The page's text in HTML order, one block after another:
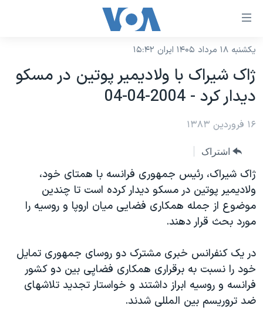
لینکهای
دسترسی
جهش
محتوای
اصلی
جهش
صفحه
اصلی
جهش
به
جستجو
نسخه سبک وب‌سایت
موضوع ها
ایران
آمریکا
جهان
ورزشی
گزیده‌ها
ویدیوها
فرهنگ و زندگی
برنامه های تلویزیونی
جدول برنامه ها
صفحه‌های ویژه
جام جهانی ۲۰۲۶
عملیات خشم حماسی
بایگانی برنامه‌های تلویزیونی
مستندها
انتخابات ریاست جمهوری آمریکا ۲۰۲۴
فرکانس‌های صدای آمریکا
پخش رادیویی
دنبال کنید
یکشنبه ۱۸ مرداد ۱۴۰۵ ایران ۱۵:۴۲
ژاک شيراک با ولاديمير پوتين در مسکو
ديدار کرد - 2004-04-04
۱۶ فروردین ۱۳۸۳
اشتراک
ژاک شيراک، رئيس جمهوری فرانسه با همتای خود،
ولاديمير پوتين در مسکو ديدار کرده است تا چندين
موضوع از جمله همکاری فضايی ميان اروپا و روسيه را
مورد بحث قرار دهند.
در يک کنفرانس خبری مشترک دو روسای جمهوری تمايل
خود را نسبت به برقراری همکاری فضايِی بين دو کشور
فرانسه و روسيه ابراز داشتند و خواستار تجديد تلاشهای
ضد تروريسم بين المللی شدند.